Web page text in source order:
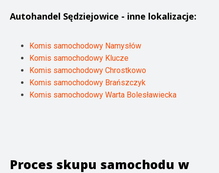
Autohandel Sędziejowice - inne lokalizacje:
Komis samochodowy Namysłów
Komis samochodowy Klucze
Komis samochodowy Chrostkowo
Komis samochodowy Brańszczyk
Komis samochodowy Warta Bolesławiecka
Proces skupu samochodu w